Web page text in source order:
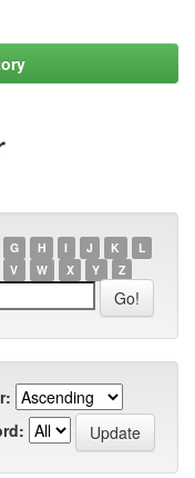
G H I J K
L
V W X Y Z